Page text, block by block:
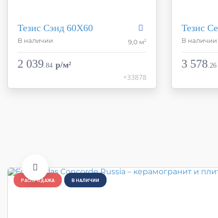
Тезис Сэнд 60X60
В наличии 9,0 м2
Фабрика
2 039 84 p/м²
+33878
Тезис
В наличии
Фабрика
3 578 26
РАСПРОДАЖА В НАЛИЧИИ